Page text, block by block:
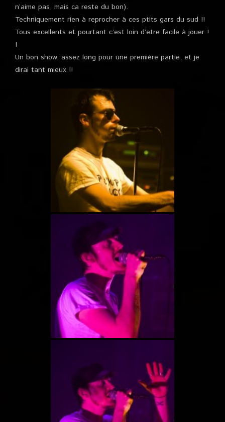
n’aime pas, mais ca reste du bon).
Techniquement rien à reprocher à ces ptits gars du sud !!
Tous excellents et pourtant c’est loin d’etre facile à jouer !
!
Un bon show, assez long pour une première partie, et je
dirai tant mieux !!